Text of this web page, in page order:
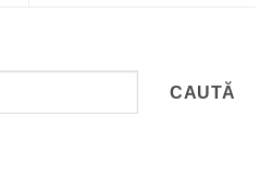
CAUTĂ